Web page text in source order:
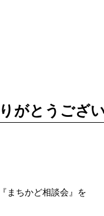
がとうござ
まちかど相談会』を